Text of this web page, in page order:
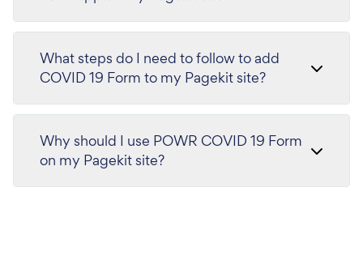
What steps do I need to follow to add
COVID 19 Form to my Pagekit site?
Why should I use POWR COVID 19 Form
on my Pagekit site?